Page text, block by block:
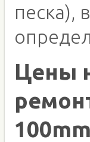
песка),
Цены